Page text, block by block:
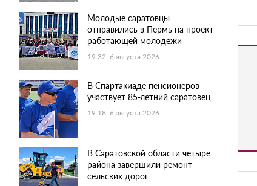
Молодые саратовцы
отправились в Пермь на проект
работающей молодежи
19:32, 6 августа 2026
В Спартакиаде пенсионеров
участвует 85-летний саратовец
19:18, 6 августа 2026
В Саратовской области четыре
района завершили ремонт
сельских дорог